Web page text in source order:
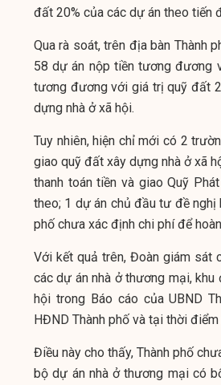
đất 20% của các dự án theo tiến
Qua rà soát, trên địa bàn Thành
58 dự án nộp tiền tương đương
tương đương với giá trị quỹ đất
dựng nhà ở xã hội.
Tuy nhiên, hiện chỉ mới có 2
giao quỹ đất xây dựng nhà ở xã
thanh toán tiền và giao Quỹ
theo; 1 dự án chủ đầu tư đề nghị
phố chưa xác định chi phí để
Với kết quả trên, Đoàn giám sát
các dự án nhà ở thương mại,
hội trong Báo cáo của UBND
HĐND Thành phố và tại thời
Điều này cho thấy, Thành phố
bộ dự án nhà ở thương mại có